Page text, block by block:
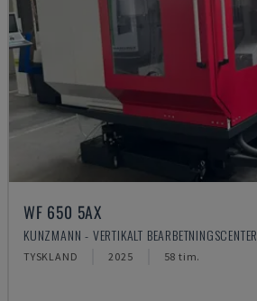
WF 650 5AX
KUNZMANN - VERTIKALT BEARBETNINGSCENTER
TYSKLAND 2025 58 tim.